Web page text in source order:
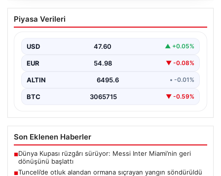
Tunceli’de otluk alandan ormana
sıçrayan yangın söndürüldü
Piyasa Verileri
USD 47.60 ▲ +0.05%
EUR 54.98 ▼ -0.08%
ALTIN 6495.6 • -0.01%
BTC 3065715 ▼ -0.59%
Son Eklenen Haberler
■Dünya Kupası rüzgârı sürüyor: Messi Inter Miami’nin geri
dönüşünü başlattı
■Tunceli’de otluk alandan ormana sıçrayan yangın söndürüldü